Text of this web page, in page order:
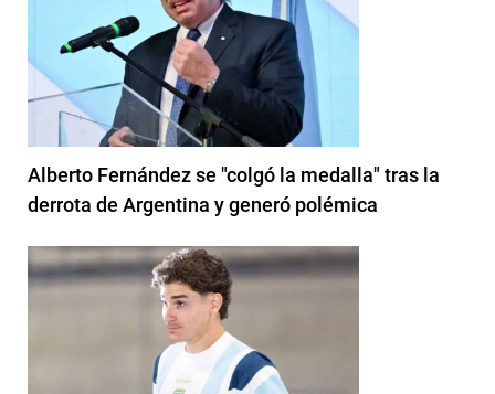
Alberto Fernández se "colgó la medalla" tras la
derrota de Argentina y generó polémica